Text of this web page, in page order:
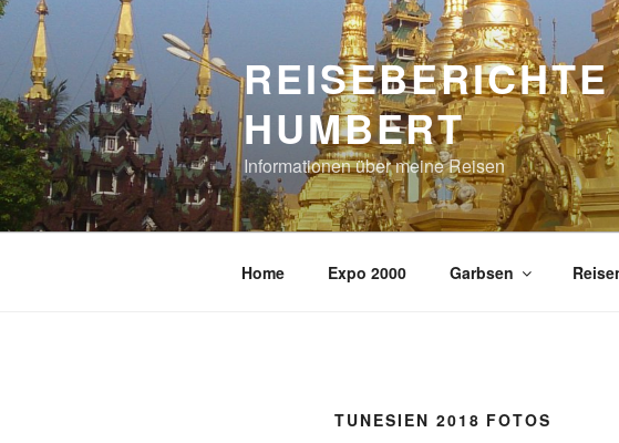
Zum
Inhalt
springen
HUMBERT
Informationen über meine Reisen
Home Expo 2000 Garbsen
TUNESIEN 2018 FOTOS